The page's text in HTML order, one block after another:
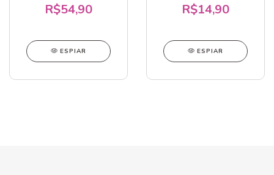
R$54,90
ESPIAR
R$14,90
ESPIAR